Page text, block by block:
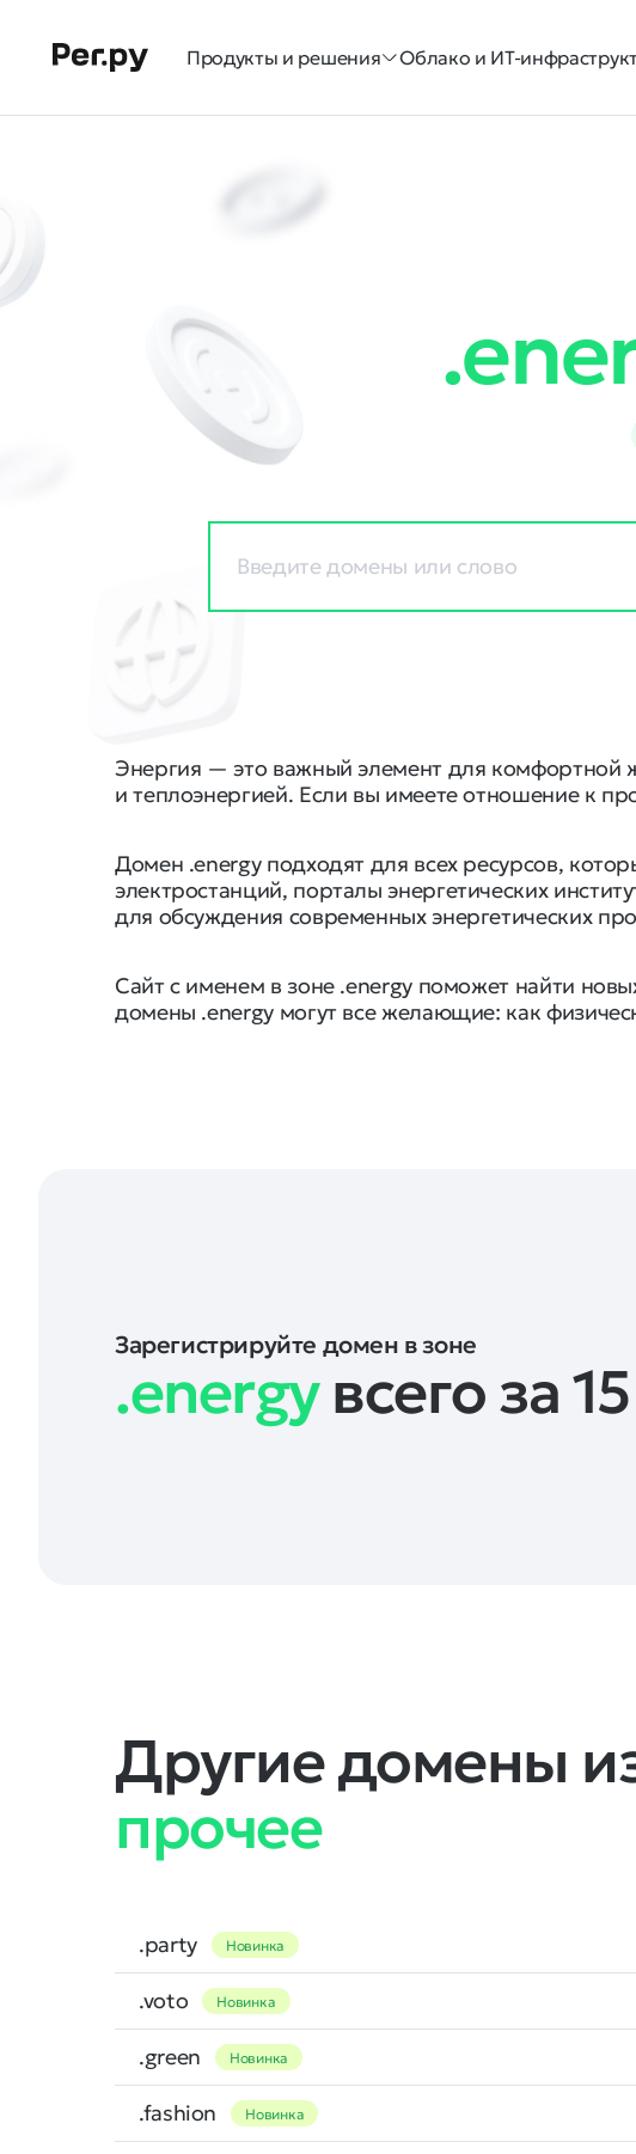
Продукты и решения Облако и ИТ-
Энергия — это важный элемент для комфортной
и теплоэнергией. Если вы имеете отношение к
Домен .energy подходят для всех ресурсов,
электростанций, порталы энергетических
для обсуждения современных энергетических
Сайт с именем в зоне .energy поможет найти
домены .energy могут все желающие: как
Зарегистрируйте домен в зоне
.energyвсего за
Другие домены
прочее
.party Новинка
.voto Новинка
.green Новинка
.fashion Новинка